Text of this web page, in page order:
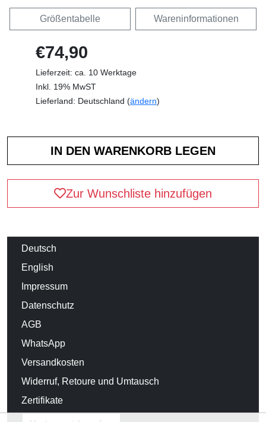
Größentabelle Wareninformationen
€74,90
Lieferzeit: ca. 10 Werktage
Inkl. 19% MwST
Lieferland: Deutschland (ändern)
Zur Wunschliste hinzufügen
Deutsch
English
Impressum
Datenschutz
AGB
WhatsApp
Versandkosten
Widerruf, Retoure und Umtausch
Zertifikate